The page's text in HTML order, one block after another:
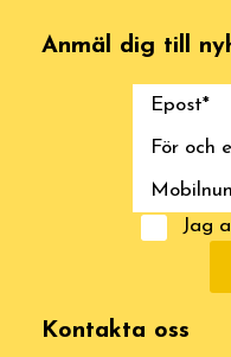
Anmäl dig till
Jag
Kontakta oss